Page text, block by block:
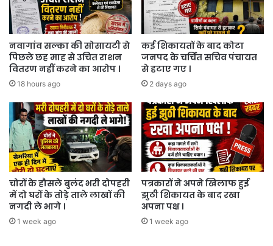
।
नवागांव सल्का की सोसायटी से
पिछले छह माह से उचित राशन
वितरण नहीं करने का आरोप ।
18 hours ago
कई शिकायतों के बाद कोटा
जनपद के चर्चित सचिव पंचायत
से हटाए गए ।
2 days ago
चोरों के हौसले बुलंद भरी दोपहरी
में दो घरों के तोड़े ताले लाखों की
नगदी ले भागे ।
1 week ago
पत्रकारों ने अपने खिलाफ हुई
झुठी शिकायत के बाद रखा
अपना पक्ष ।
1 week ago